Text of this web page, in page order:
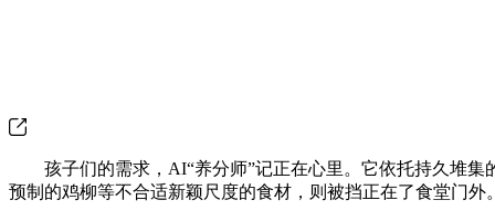
孩子们的需求，AI“养分师”记正在心里。它依托持久堆集
预制的鸡柳等不合适新颖尺度的食材，则被挡正在了食堂门外